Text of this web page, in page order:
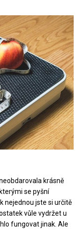
krásně
se pyšní
nejednou jste si určitě
vůle vydržet u
fungovat jinak. Ale